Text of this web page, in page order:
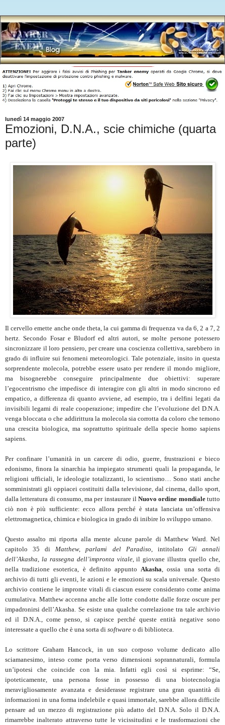
lunedì 14 maggio 2007
Emozioni, D.N.A., scie chimiche (quarta
parte)
Il cervello emette anche onde theta, la cui gamma di frequenza va da 6, 2 a 7, 2
hertz. Secondo Fosar e Bludorf ed altri autori, se molte persone potessero
sincronizzare il loro pensiero, per creare una coscienza collettiva, sarebbero in
grado di influire sui fenomeni meteorologici. Tale potenziale, insito in questa
sorprendente molecola, potrebbe essere usato per rendere il mondo migliore,
ma bisognerebbe conseguire principalmente due obiettivi: superare
l’egocentrismo che impedisce di interagire con gli altri in modo sincrono ed
empatico, a differenza di quanto avviene, ad esempio, tra i delfini legati da
invisibili legami di reale cooperazione; impedire che l’evoluzione del D.N.A.
venga bloccata o che addirittura la molecola sia corrotta da coloro che temono
una crescita biologica, ma soprattutto spirituale della specie homo sapiens
sapiens.
Per confinare l’umanità in un carcere di odio, guerre, frustrazioni e bieco
edonismo, finora la sinarchia ha impiegato strumenti quali la propaganda, le
religioni ufficiali, le ideologie totalizzanti, lo scientismo… Sono stati anche
somministrati gli oppiacei costituiti dalla televisione, dal cinema, dallo sport,
dalla letteratura di consumo, ma per instaurare ilNuovo ordine mondialetutto
ciò non è più sufficiente: ecco allora perché è stata lanciata un’offensiva
elettromagnetica, chimica e biologica in grado di inibire lo sviluppo umano.
Questo assalto mi riporta alla mente alcune parole di Matthew Ward. Nel
capitolo 35 di Matthew, parlami del Paradiso , intitolato Gli annali
dell’Akasha
la rassegna dell’impronta vitale, il giovane illustra quello che,
nella tradizione esoterica, è definito appunto Akasha , ossia una sorta di
archivio di tutti gli eventi, le azioni e le emozioni su scala universale. Questo
archivio contiene le impronte vitali di ciascun essere considerato come anima
cumulativa. Matthew accenna anche alle lotte condotte dalle forze oscure per
impadronirsi dell’Akasha. Se esiste una qualche correlazione tra tale archivio
ed il D.N.A., come penso, si capisce perché queste entità negative sono
interessate a quello che è una sorta di software o di biblioteca.
Lo scrittore Graham Hancock, in un suo corposo volume dedicato allo
sciamanesimo, inteso come porta verso dimensioni soprannaturali, formula
un’ipotesi che coincide con la mia. Infatti egli così si esprime: “Se,
ipoteticamente, una persona fosse in possesso di una biotecnologia
meravigliosamente avanzata e desiderasse registrare una gran quantità di
informazioni in una forma indelebile e quasi immortale, sarebbe allora difficile
pensare ad un mezzo di registrazione più adatto del D.N.A. Solo il D.N.A.
rimarrebbe inalterato attraverso tutte le vicissitudini e le trasformazioni che